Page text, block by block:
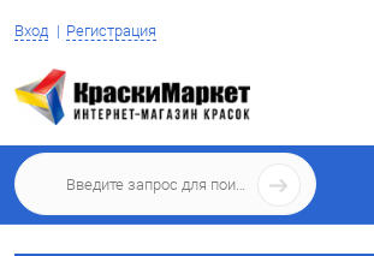
Вход Регистрация